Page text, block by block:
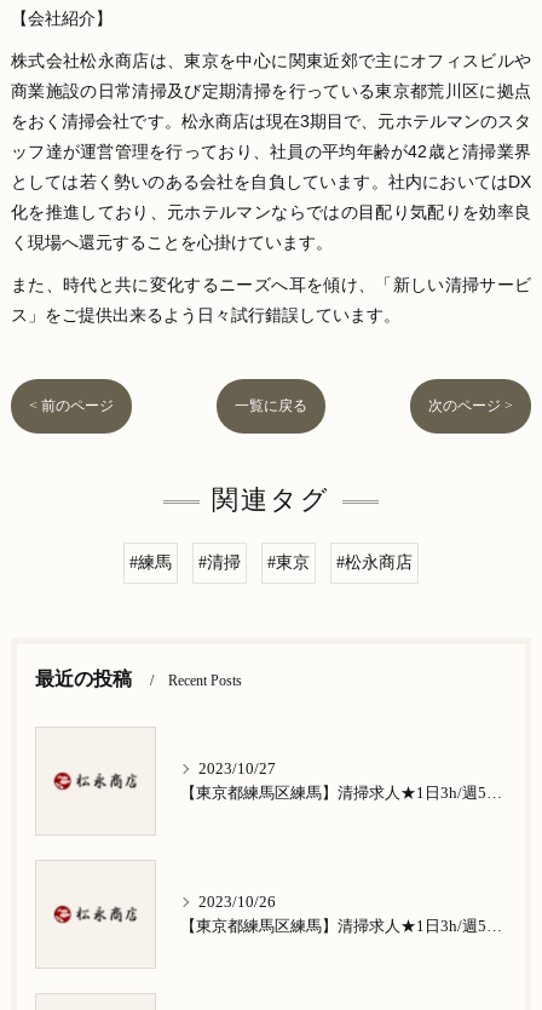
【会社紹介】
株式会社松永商店は、東京を中心に関東近郊で主にオフィスビルや
商業施設の日常清掃及び定期清掃を行っている東京都荒川区に拠点
をおく清掃会社です。松永商店は現在3期目で、元ホテルマンのスタ
ッフ達が運営管理を行っており、社員の平均年齢が42歳と清掃業界
としては若く勢いのある会社を自負しています。社内においてはDX
化を推進しており、元ホテルマンならではの目配り気配りを効率良
く現場へ還元することを心掛けています。
また、時代と共に変化するニーズへ耳を傾け、「新しい清掃サービ
ス」をご提供出来るよう日々試行錯誤しています。
< 前のページ 一覧に戻る 次のページ >
関連タグ
#練馬 #清掃 #東京 #松永商店
最近の投稿 Recent Posts
2023/10/27
【東京都練馬区練馬】清掃求人★1日3h/週5日/祝日お休み★谷原在住の方歓迎
2023/10/26
【東京都練馬区練馬】清掃求人★1日3h/週5日/祝日お休み★南田中在住の方歓迎